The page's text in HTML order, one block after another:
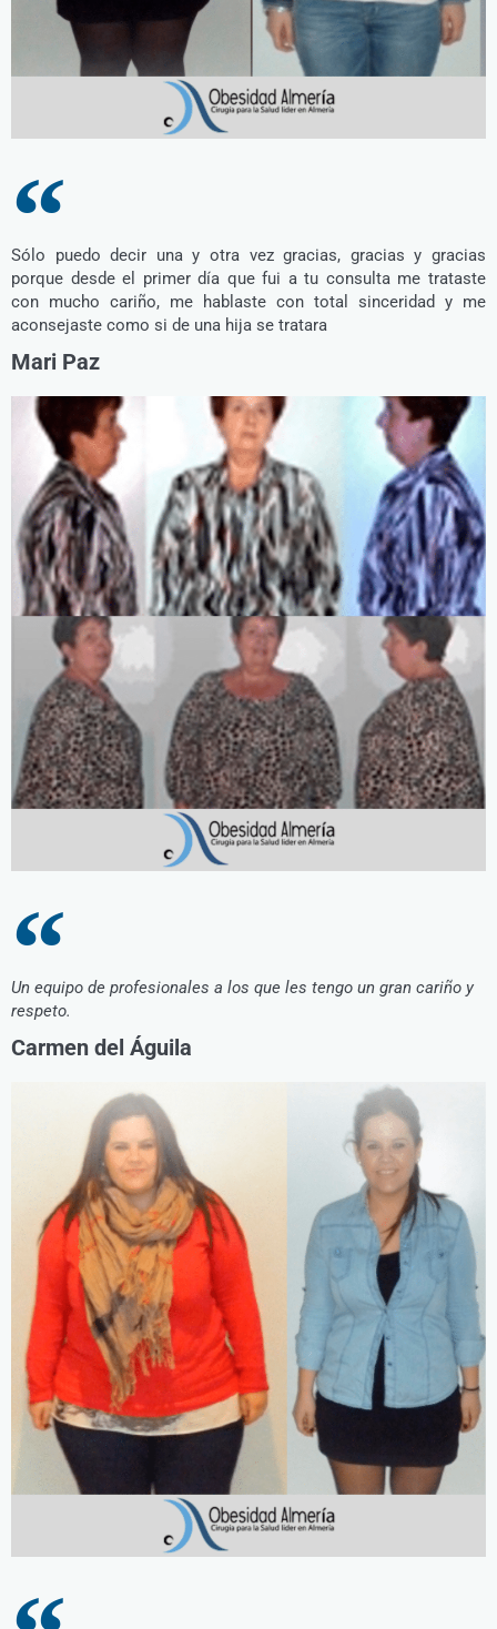
Sólo puedo decir una y otra vez gracias, gracias y gracias
porque desde el primer día que fui a tu consulta me trataste
con mucho cariño, me hablaste con total sinceridad y me
aconsejaste como si de una hija se tratara
Mari Paz
Un equipo de profesionales a los que les tengo un gran cariño y
respeto.
Carmen del Águila